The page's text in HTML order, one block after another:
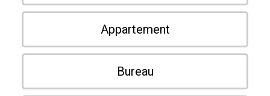
Appartement
Bureau